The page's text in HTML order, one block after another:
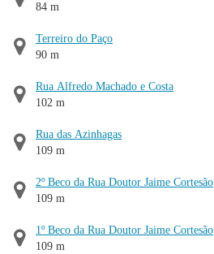
84 m
Terreiro do Paço
90 m
Rua Alfredo Machado e Costa
102 m
Rua das Azinhagas
109 m
2º Beco da Rua Doutor Jaime Cortesão
109 m
1º Beco da Rua Doutor Jaime Cortesão
109 m